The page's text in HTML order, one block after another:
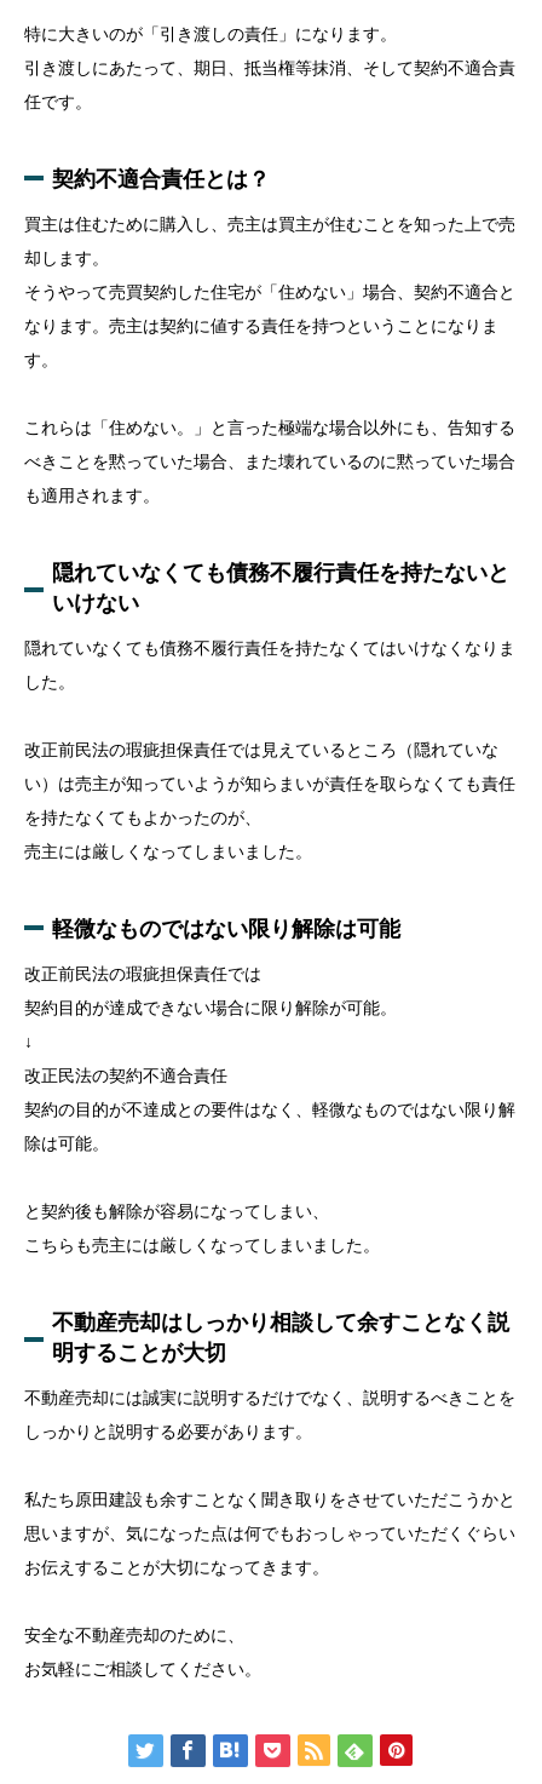
特に大きいのが「引き渡しの責任」になります。
引き渡しにあたって、期日、抵当権等抹消、そして契約不適合責
任です。
契約不適合責任とは？
買主は住むために購入し、売主は買主が住むことを知った上で売
却します。
そうやって売買契約した住宅が「住めない」場合、契約不適合と
なります。売主は契約に値する責任を持つということになりま
す。
これらは「住めない。」と言った極端な場合以外にも、告知する
べきことを黙っていた場合、また壊れているのに黙っていた場合
も適用されます。
隠れていなくても債務不履行責任を持たないと
いけない
隠れていなくても債務不履行責任を持たなくてはいけなくなりま
した。
改正前民法の瑕疵担保責任では見えているところ（隠れていな
い）は売主が知っていようが知らまいが責任を取らなくても責任
を持たなくてもよかったのが、
売主には厳しくなってしまいました。
軽微なものではない限り解除は可能
改正前民法の瑕疵担保責任では
契約目的が達成できない場合に限り解除が可能。
↓
改正民法の契約不適合責任
契約の目的が不達成との要件はなく、軽微なものではない限り解
除は可能。
と契約後も解除が容易になってしまい、
こちらも売主には厳しくなってしまいました。
不動産売却はしっかり相談して余すことなく説
明することが大切
不動産売却には誠実に説明するだけでなく、説明するべきことを
しっかりと説明する必要があります。
私たち原田建設も余すことなく聞き取りをさせていただこうかと
思いますが、気になった点は何でもおっしゃっていただくぐらい
お伝えすることが大切になってきます。
安全な不動産売却のために、
お気軽にご相談してください。